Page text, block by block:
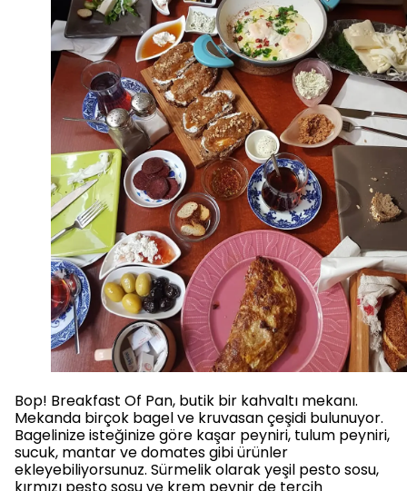
Bop! Breakfast Of Pan, butik bir kahvaltı mekanı.
Mekanda birçok bagel ve kruvasan çeşidi bulunuyor.
Bagelinize isteğinize göre kaşar peyniri, tulum peyniri,
sucuk, mantar ve domates gibi ürünler
ekleyebiliyorsunuz. Sürmelik olarak yeşil pesto sosu,
kırmızı pesto sosu ve krem peynir de tercih